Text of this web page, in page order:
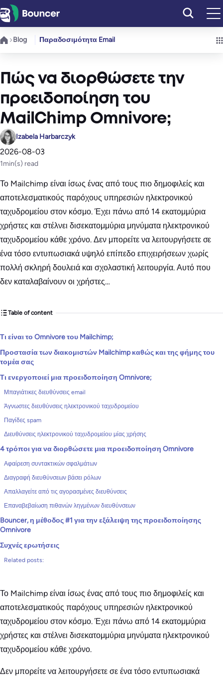
Μετάβαση
στο
περιεχόμενο
Blog Παραδοσιμότητα Email
Πώς να διορθώσετε την
προειδοποίηση του
MailChimp Omnivore;
Izabela Harbarczyk
2026-08-03
1min(s) read
Το Mailchimp είναι ίσως ένας από τους πιο δημοφιλείς και
αποτελεσματικούς παρόχους υπηρεσιών ηλεκτρονικού
ταχυδρομείου στον κόσμο. Έχει πάνω από 14 εκατομμύρια
χρήστες και στέλνει δισεκατομμύρια μηνύματα ηλεκτρονικού
ταχυδρομείου κάθε χρόνο. Δεν μπορείτε να λειτουργήσετε σε
ένα τόσο εντυπωσιακά υψηλό επίπεδο επιχειρήσεων χωρίς
πολλή σκληρή δουλειά και σχολαστική λειτουργία. Αυτό που
δεν καταλαβαίνουν οι χρήστες…
Table of content
Τι είναι το Omnivore του Mailchimp;
Προστασία των διακομιστών Mailchimp καθώς και της φήμης του
τομέα σας
Τι ενεργοποιεί μια προειδοποίηση Omnivore;
Μπαγιάτικες διευθύνσεις email
Άγνωστες διευθύνσεις ηλεκτρονικού ταχυδρομείου
Παγίδες spam
Διευθύνσεις ηλεκτρονικού ταχυδρομείου μίας χρήσης
4 τρόποι για να διορθώσετε μια προειδοποίηση Omnivore
Αφαίρεση συντακτικών σφαλμάτων
Διαγραφή διευθύνσεων βάσει ρόλων
Απαλλαγείτε από τις αγορασμένες διευθύνσεις
Επαναβεβαίωση πιθανών ληγμένων διευθύνσεων
Bouncer, η μέθοδος #1 για την εξάλειψη της προειδοποίησης
Omnivore
Συχνές ερωτήσεις
Related posts:
Το Mailchimp είναι ίσως ένας από τους πιο δημοφιλείς και
αποτελεσματικούς παρόχους υπηρεσιών ηλεκτρονικού
ταχυδρομείου στον κόσμο. Έχει πάνω από 14 εκατομμύρια
χρήστες και στέλνει δισεκατομμύρια μηνύματα ηλεκτρονικού
ταχυδρομείου κάθε χρόνο.
Δεν μπορείτε να λειτουργήσετε σε ένα τόσο εντυπωσιακά